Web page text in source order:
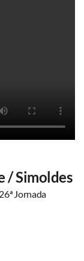
/ Simoldes
Jornada